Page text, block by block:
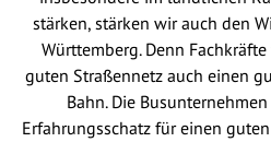
stärken, stärken wir auch den
Württemberg. Denn
guten Straßennetz auch einen
Bahn. Die
Erfahrungsschatz für einen